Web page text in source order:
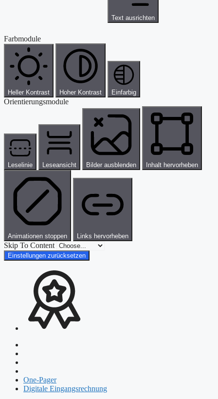
Text ausrichten
Farbmodule
Heller Kontrast Hoher Kontrast Einfarbig
Orientierungsmodule
Leselinie Leseansicht Bilder ausblenden Inhalt hervorheben
Animationen stoppen Links hervorheben
Skip To Content
Einstellungen zurücksetzen
One-Pager
Digitale Eingangsrechnung